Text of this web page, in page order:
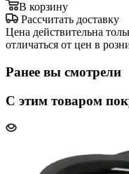
В корзину
Рассчитать доставку
Цена действительна
отличаться от цен в
Ранее вы смотрели
С этим товаром